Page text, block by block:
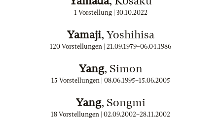
1 Vorstellung | 30.10.2022
Yamaji, Yoshihisa
120 Vorstellungen | 21.09.1979–06.04.1986
Yang, Simon
15 Vorstellungen | 08.06.1995–15.06.2005
Yang, Songmi
18 Vorstellungen | 02.09.2002–28.11.2002